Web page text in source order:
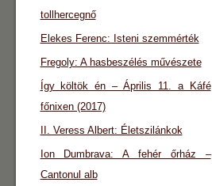
tollhercegnő
Elekes Ferenc: Isteni szemmérték
Fregoly: A hasbeszélés művészete
Így költök én – Április 11. a Káfé
főnixen (2017)
II. Veress Albert: Életszilánkok
Ion Dumbrava: A fehér őrház –
Cantonul alb